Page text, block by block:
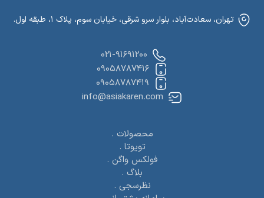
تهران، سعادت‌آباد، بلوار سرو شرقی، خیابان سوم، پلاک ۱، طبقه اول.
021-91691200
09058787416
09058787419
info@asiakaren.com
محصولات .
تویوتا .
فولکس واگن .
بلاگ .
نظرسجی .